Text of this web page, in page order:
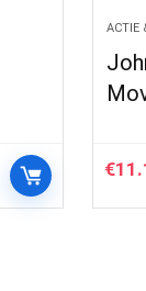
ACTIE
€